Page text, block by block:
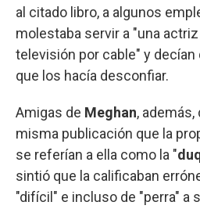
al citado libro, a algunos
molestaba servir a "una
televisión por cable" y decían
que los hacía desconfiar.
Amigas de Meghan, además,
misma publicación que la
se referían a ella como la "
sintió que la calificaban
"difícil" e incluso de "perra" a